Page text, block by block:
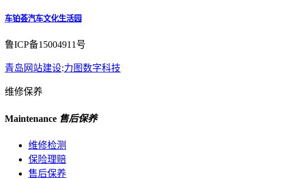
车铂荟汽车文化生活园
鲁ICP备15004911号
青岛网站建设:力图数字科技
维修保养
Maintenance 售后保养
维修检测
保险理赔
售后保养